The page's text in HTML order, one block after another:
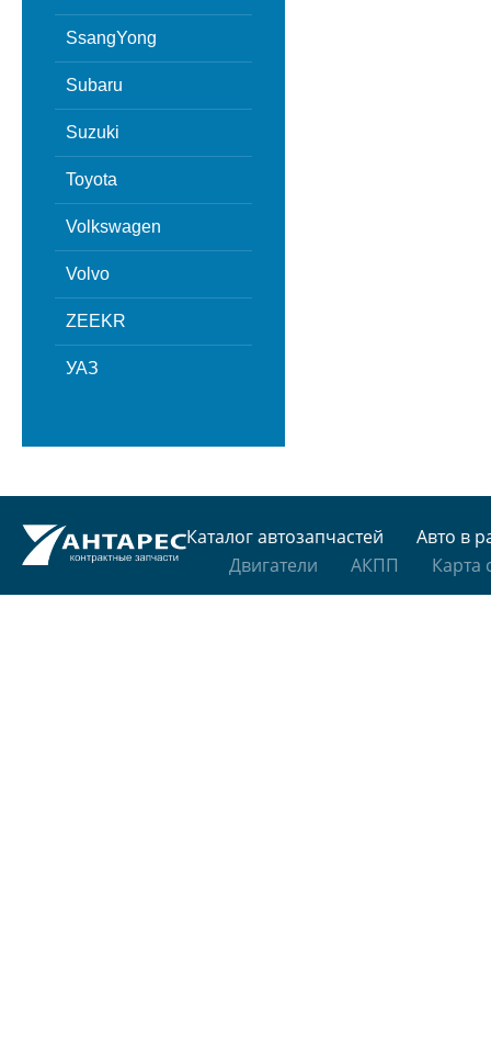
SsangYong
Subaru
Suzuki
Toyota
Volkswagen
Volvo
ZEEKR
УАЗ
Каталог автозапчастей
Авто в
Двигатели
АКПП Карта